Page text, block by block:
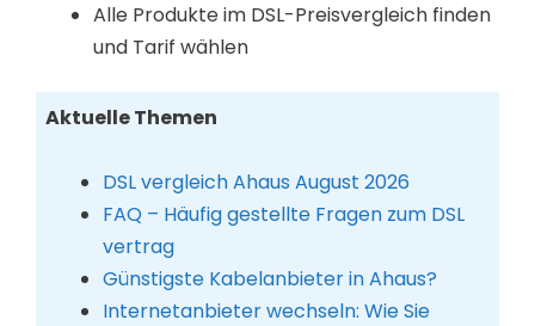
Alle Produkte im DSL-Preisvergleich finden
und Tarif wählen
Aktuelle Themen
DSL vergleich Ahaus August 2026
FAQ – Häufig gestellte Fragen zum DSL
vertrag
Günstigste Kabelanbieter in Ahaus?
Internetanbieter wechseln: Wie Sie